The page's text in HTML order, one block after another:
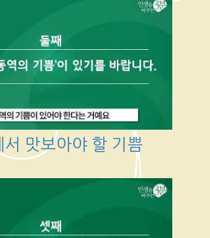
서 맛보아야 할 기쁨